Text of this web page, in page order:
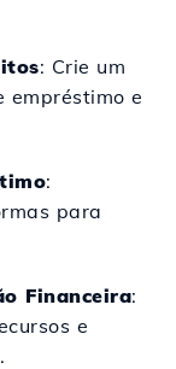
: Crie um
empréstimo e
:
para
Financeira:
e